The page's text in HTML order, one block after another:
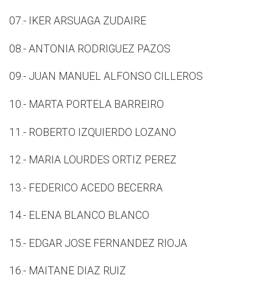
07.- IKER ARSUAGA ZUDAIRE
08.- ANTONIA RODRIGUEZ PAZOS
09.- JUAN MANUEL ALFONSO CILLEROS
10.- MARTA PORTELA BARREIRO
11.- ROBERTO IZQUIERDO LOZANO
12.- MARIA LOURDES ORTIZ PEREZ
13.- FEDERICO ACEDO BECERRA
14.- ELENA BLANCO BLANCO
15.- EDGAR JOSE FERNANDEZ RIOJA
16.- MAITANE DIAZ RUIZ